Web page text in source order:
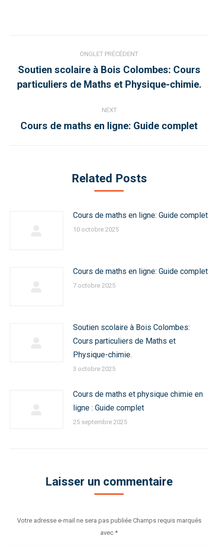
navigation
ONGLET PRÉCÉDENT
Previous
post:
Soutien scolaire à Bois Colombes: Cours
particuliers de Maths et Physique-chimie.
NEXT
Next
Cours de maths en ligne: Guide complet
Related Posts
Cours de maths en ligne: Guide complet
10 octobre 2025
Cours de maths en ligne: Guide complet
7 octobre 2025
Soutien scolaire à Bois Colombes:
Cours particuliers de Maths et
Physique-chimie.
3 octobre 2025
Cours de maths et physique chimie en
ligne : Guide complet
25 septembre 2025
Laisser un commentaire
Votre adresse e-mail ne sera pas publiée Champs requis marqués
avec *